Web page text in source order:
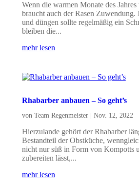
Wenn die warmen Monate des Jahres
braucht auch der Rasen Zuwendung.
und düngen sollte regelmäßig ein
bleiben die...
mehr lesen
Rhabarber anbauen – So geht’s
von Team Regenmeister| Nov. 12, 2022
Hierzulande gehört der Rhabarber
Bestandteil der Obstküche,
nicht nur süß in Form von Kompotts
zubereiten lässt,...
mehr lesen